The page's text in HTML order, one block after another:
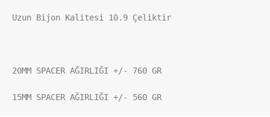
Uzun Bijon Kalitesi 10.9 Çeliktir
20MM SPACER AĞIRLIĞI +/- 760 GR
15MM SPACER AĞIRLIĞI +/- 560 GR